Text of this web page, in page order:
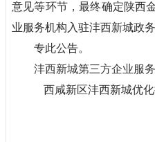
意见等环节，最终确定陕西
业服务机构入驻沣西新城政
专此公告。
沣西新城第三方企业服
西咸新区沣西新城优